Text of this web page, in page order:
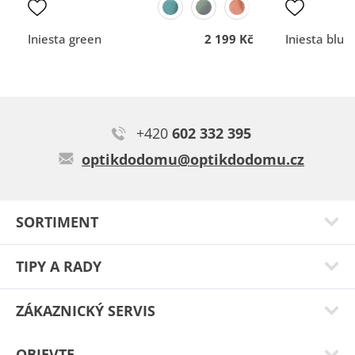
Miroslav L.
Kvalita
komunikace
Iniesta green 2 199 Kč Iniesta blue
SORTIMENT
TIPY A RADY
ZÁKAZNICKÝ SERVIS
+420 602 332 395
optikdodomu@optikdodomu.cz